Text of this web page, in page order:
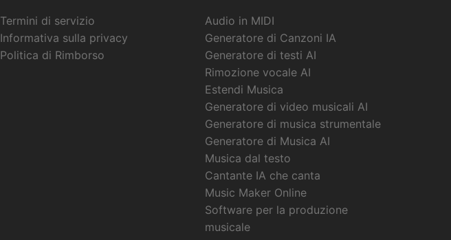
Termini di servizio
Informativa sulla privacy
Politica di Rimborso
Audio in MIDI
Generatore di Canzoni IA
Generatore di testi AI
Rimozione vocale AI
Estendi Musica
Generatore di video musicali AI
Generatore di musica strumentale
Generatore di Musica AI
Musica dal testo
Cantante IA che canta
Music Maker Online
Software per la produzione
musicale